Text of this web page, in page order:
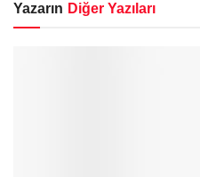
Yazarın Diğer Yazıları